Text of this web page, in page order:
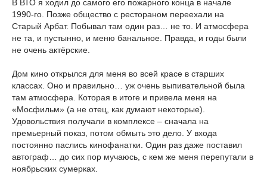
В ВТО я ходил до самого его пожарного конца в начале
1990-го. Позже общество с рестораном переехали на
Старый Арбат. Побывал там один раз… не то. И атмосфера
не та, и пустынно, и меню банальное. Правда, и годы были
не очень актёрские.
Дом кино открылся для меня во всей красе в старших
классах. Оно и правильно… уж очень выпивательной была
там атмосфера. Которая в итоге и привела меня на
«Мосфильм» (а не отец, как думают некоторые).
Удовольствия получали в комплексе – сначала на
премьерный показ, потом обмыть это дело. У входа
постоянно паслись кинофанатки. Один раз даже поставил
автограф… до сих пор мучаюсь, с кем же меня перепутали в
ноябрьских сумерках.